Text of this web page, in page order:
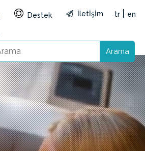
to open stream: HTTP
Destek İletİşİm tr en
Arama